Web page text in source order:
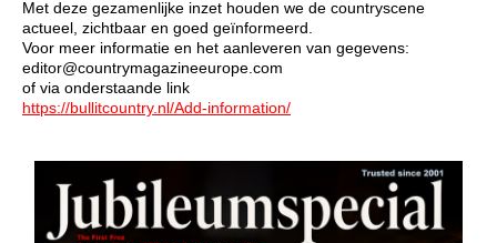
Met deze gezamenlijke inzet houden we de countryscene
actueel, zichtbaar en goed geïnformeerd.
Voor meer informatie en het aanleveren van gegevens:
editor@countrymagazineeurope.com
of via onderstaande link
https://bullitcountry.nl/Add-information/